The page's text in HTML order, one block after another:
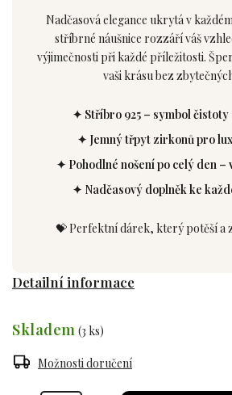
Nadčasová elegance ukrytá v
stříbrné náušnice rozzáří váš
výjimečnosti při každé příležitosti.
vaši krásu bez
✦ Stříbro 925 – symbol čistoty
✦ Jemný třpyt zirkonů pro
✦ Pohodlné nošení po celý den –
✦ Nadčasový doplněk ke
💝 Perfektní dárek, který potěší a
Detailní informace
Skladem (3 ks)
Možnosti doručení